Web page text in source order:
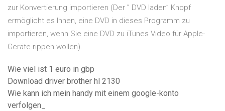
zur Konvertierung importieren (Der ” DVD laden” Knopf
ermöglicht es Ihnen, eine DVD in dieses Programm zu
importieren, wenn Sie eine DVD zu iTunes Video für Apple-
Geräte rippen wollen).
Wie viel ist 1 euro in gbp
Download driver brother hl 2130
Wie kann ich mein handy mit einem google-konto
verfolgen_